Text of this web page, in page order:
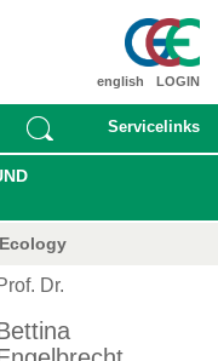
LOGIN
english
Servicelinks
Dr.